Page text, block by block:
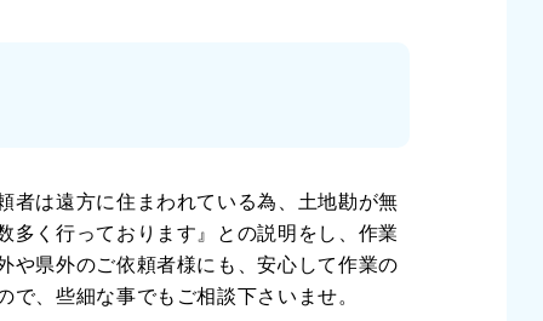
者は遠方に住まわれている為、土地勘が無
多く行っております』との説明をし、作業
や県外のご依頼者様にも、安心して作業の
、些細な事でもご相談下さいませ。